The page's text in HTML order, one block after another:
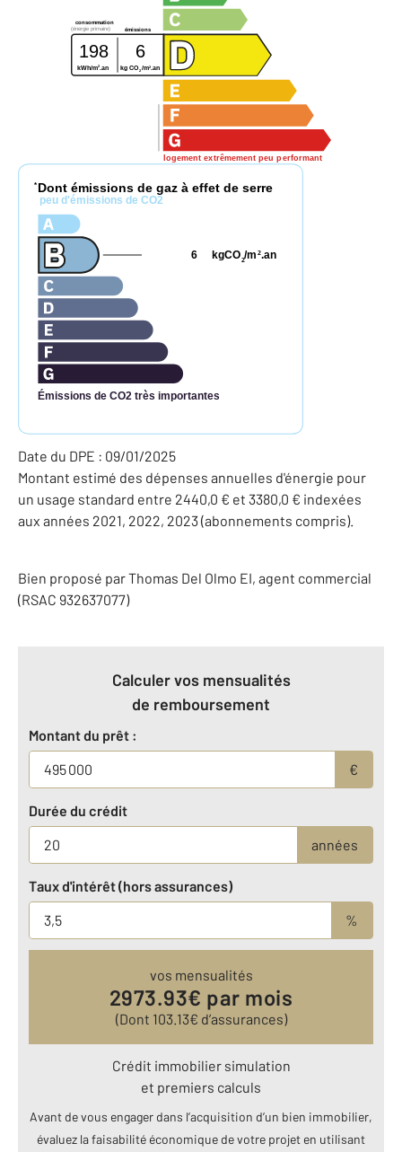
logement extrêmement peu performant
consommation
émissions
(énergie primaire)
198 6
kWh/m2.an kg CO2 /m2 .an
* Dont émissions de gaz à effet de serre
peu d'émissions de CO2
Émissions de CO2 très importantes
kgCO2/m 2.an
6
Date du DPE : 09/01/2025
Montant estimé des dépenses annuelles d'énergie pour
un usage standard entre 2440,0 € et 3380,0 € indexées
aux années 2021, 2022, 2023 (abonnements compris).
Bien proposé parThomas Del Olmo EI, agent commercial
(RSAC 932637077)
Calculer vos mensualités
de remboursement
Montant du prêt :
€
Durée du crédit
années
Taux d'intérêt (hors assurances)
%
vos mensualités
2973.93€ par mois
(Dont 103.13€ d’assurances)
Crédit immobilier simulation
et premiers calculs
Avant de vous engager dans l’acquisition d’un bien immobilier,
évaluez la faisabilité économique de votre projet en utilisant